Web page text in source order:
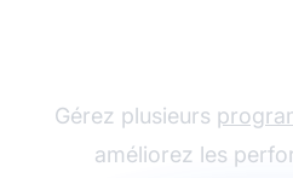
Gérez plusieurs
améliorez les